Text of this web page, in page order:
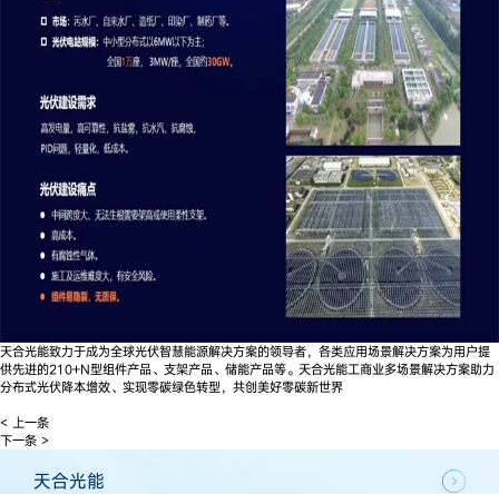
天合光能致力于成为全球光伏智慧能源解决方案的领导者，各类应用场景解决方案为用户提
供先进的210+N型组件产品、支架产品、储能产品等。天合光能工商业多场景解决方案助力
分布式光伏降本增效、实现零碳绿色转型，共创美好零碳新世界
< 上一条
下一条 >
天合光能